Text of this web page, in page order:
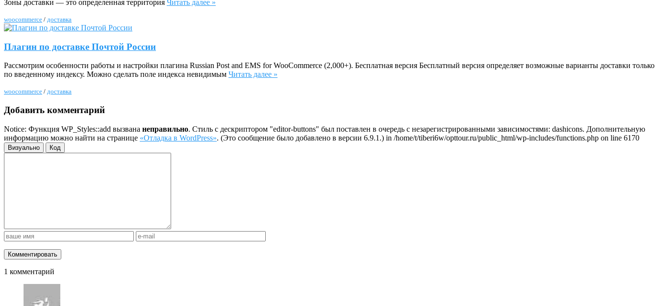
Зоны доставки — это определенная территория Читать далее »
woocommerce / доставка
Плагин по доставке Почтой России
Рассмотрим особенности работы и настройки плагина Russian Post and EMS for WooCommerce (2,000+). Бесплатная версия Бесплатный версия определяет возможные варианты доставки только
по введенному индексу. Можно сделать поле индекса невидимым Читать далее »
woocommerce / доставка
Добавить комментарий
Notice: Функция WP_Styles::add вызвана неправильно. Стиль с дескриптором "editor-buttons" был поставлен в очередь с незарегистрированными зависимостями: dashicons. Дополнительную
информацию можно найти на странице «Отладка в WordPress». (Это сообщение было добавлено в версии 6.9.1.) in /home/t/tiberi6w/opttour.ru/public_html/wp-includes/functions.php on line 6170
Визуально Код
1 комментарий